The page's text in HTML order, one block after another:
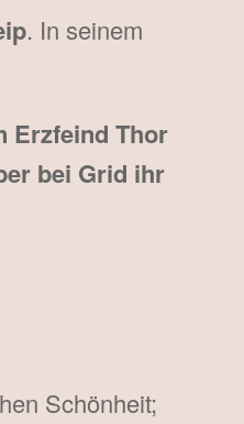
. In seinem
Erzfeind Thor
bei Grid ihr
Schönheit;